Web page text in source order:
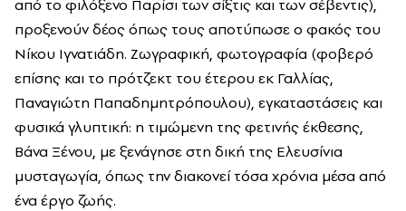
από το φιλόξενο Παρίσι των σίξτις και των σέβεντις),
προξενούν δέος όπως τους αποτύπωσε ο φακός του
Νίκου Ιγνατιάδη. Ζωγραφική, φωτογραφία (φοβερό
επίσης και το πρότζεκτ του έτερου εκ Γαλλίας,
Παναγιώτη Παπαδημητρόπουλου), εγκαταστάσεις και
φυσικά γλυπτική: η τιμώμενη της φετινής έκθεσης,
Βάνα Ξένου, με ξενάγησε στη δική της Ελευσίνια
μυσταγωγία, όπως την διακονεί τόσα χρόνια μέσα από
ένα έργο ζωής.